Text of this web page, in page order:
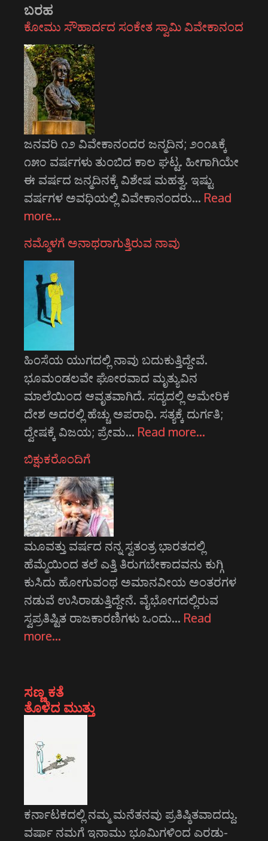
ಬರಹ
ಕೋಮು ಸೌಹಾರ್ದದ ಸಂಕೇತ ಸ್ವಾಮಿ ವಿವೇಕಾನಂದ
ಜನವರಿ ೧೨ ವಿವೇಕಾನಂದರ ಜನ್ಮದಿನ; ೨೦೧೩ಕ್ಕೆ
೧೫೦ ವರ್ಷಗಳು ತುಂಬಿದ ಕಾಲ ಘಟ್ಟ. ಹೀಗಾಗಿಯೇ
ಈ ವರ್ಷದ ಜನ್ಮದಿನಕ್ಕೆ ವಿಶೇಷ ಮಹತ್ವ. ಇಷ್ಟು
ವರ್ಷಗಳ ಅವಧಿಯಲ್ಲಿ ವಿವೇಕಾನಂದರು… Read
more…
ನಮ್ಮೊಳಗೆ ಅನಾಥರಾಗುತ್ತಿರುವ ನಾವು
ಹಿಂಸೆಯ ಯುಗದಲ್ಲಿ ನಾವು ಬದುಕುತ್ತಿದ್ದೇವೆ.
ಭೂಮಂಡಲವೇ ಘೋರವಾದ ಮೃತ್ಯುವಿನ
ಮಾಲೆಯಿಂದ ಆವೃತವಾಗಿದೆ. ಸದ್ಯದಲ್ಲಿ ಅಮೇರಿಕ
ದೇಶ ಅದರಲ್ಲಿ ಹೆಚ್ಚು ಅಪರಾಧಿ. ಸತ್ಯಕ್ಕೆ ದುರ್ಗತಿ;
ದ್ವೇಷಕ್ಕೆ ವಿಜಯ; ಪ್ರೇಮ… Read more…
ಬಿಕ್ಷುಕರೊಂದಿಗೆ
ಮೂವತ್ತು ವರ್ಷದ ನನ್ನ ಸ್ವತಂತ್ರ ಭಾರತದಲ್ಲಿ
ಹೆಮ್ಮೆಯಿಂದ ತಲೆ ಎತ್ತಿ ತಿರುಗಬೇಕಾದವನು ಕುಗ್ಗಿ
ಕುಸಿದು ಹೋಗುವಂಥ ಅಮಾನವೀಯ ಅಂತರಗಳ
ನಡುವೆ ಉಸಿರಾಡುತ್ತಿದ್ದೇನೆ. ವೈಭೋಗದಲ್ಲಿರುವ
ಸ್ವಪ್ರತಿಷ್ಟಿತ ರಾಜಕಾರಣಿಗಳು ಒಂದು… Read
more…
ಸಣ್ಣ ಕತೆ
ತೊಳೆದ ಮುತ್ತು
ಕರ್ನಾಟಕದಲ್ಲಿ ನಮ್ಮ ಮನೆತನವು ಪ್ರತಿಷ್ಠಿತವಾದದ್ದು.
ವರ್ಷಾ ನಮಗೆ ಇನಾಮು ಭೂಮಿಗಳಿಂದ ಎರಡು-